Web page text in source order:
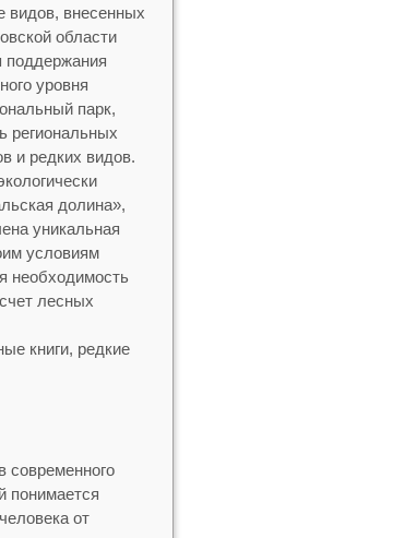
видов, внесенных
области
уровня
парк,
региональных
и редких видов.
долина»,
уникальная
условиям
необходимость
лесных
книги, редкие
современного
понимается
от